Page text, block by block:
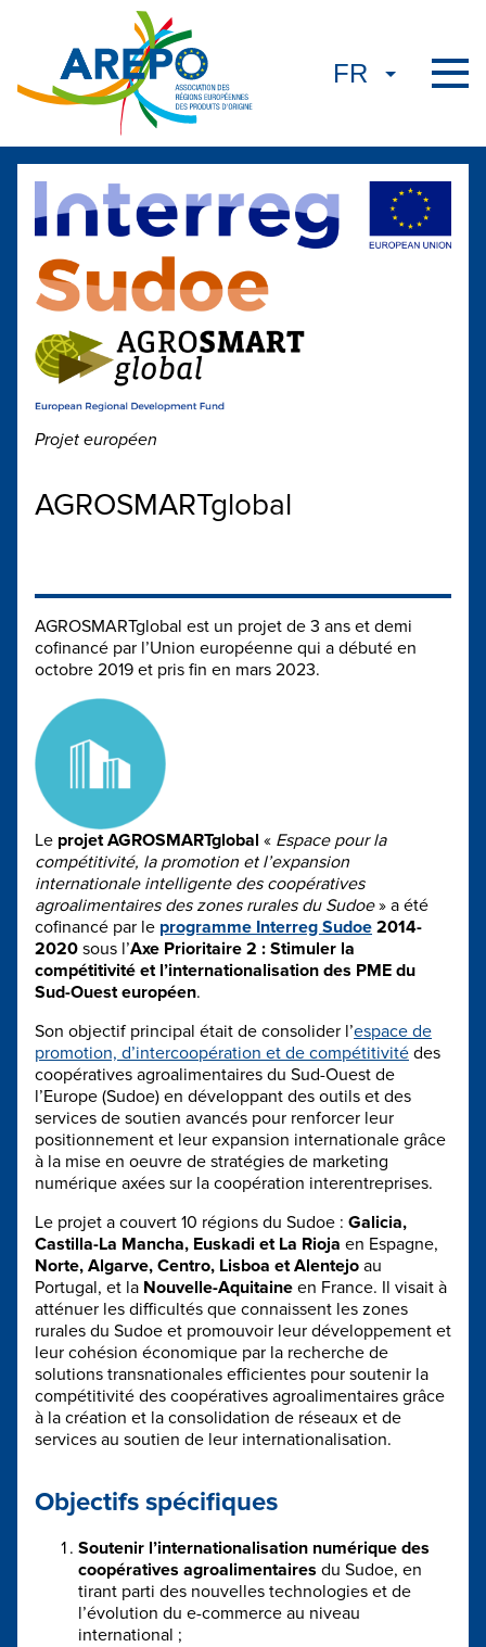
Projet européen
AGROSMARTglobal
AGROSMARTglobal est un projet de 3 ans et demi
cofinancé par l’Union européenne qui a débuté en
octobre 2019 et pris fin en mars 2023.
Le projet AGROSMARTglobal « Espace pour la
compétitivité, la promotion et l’expansion
internationale intelligente des coopératives
agroalimentaires des zones rurales du Sudoe» a été
cofinancé par le programme Interreg Sudoe 2014-
2020 sous l’Axe Prioritaire 2 : Stimuler la
compétitivité et l’internationalisation des PME du
Sud-Ouest européen.
Son objectif principal était de consolider l’espace de
promotion, d’intercoopération et de compétitivité des
coopératives agroalimentaires du Sud-Ouest de
l’Europe (Sudoe) en développant des outils et des
services de soutien avancés pour renforcer leur
positionnement et leur expansion internationale grâce
à la mise en oeuvre de stratégies de marketing
numérique axées sur la coopération interentreprises.
Le projet a couvert 10 régions du Sudoe : Galicia,
Castilla-La Mancha, Euskadi et La Rioja en Espagne,
Norte, Algarve, Centro, Lisboa et Alentejo au
Portugal, et la Nouvelle-Aquitaine en France. Il visait à
atténuer les difficultés que connaissent les zones
rurales du Sudoe et promouvoir leur développement et
leur cohésion économique par la recherche de
solutions transnationales efficientes pour soutenir la
compétitivité des coopératives agroalimentaires grâce
à la création et la consolidation de réseaux et de
services au soutien de leur internationalisation.
Objectifs spécifiques
Soutenir l’internationalisation numérique des
coopératives agroalimentaires du Sudoe, en
tirant parti des nouvelles technologies et de
l’évolution du e-commerce au niveau
international ;